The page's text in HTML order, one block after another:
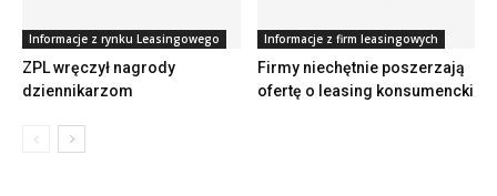
Informacje z rynku Leasingowego
ZPL wręczył nagrody
dziennikarzom
Informacje z firm leasingowych
Firmy niechętnie poszerzają
ofertę o leasing konsumencki